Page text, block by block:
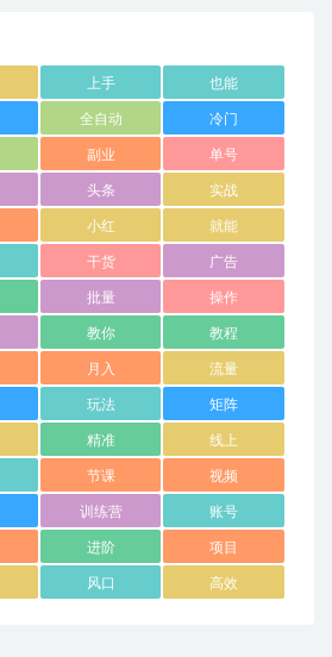
上手 也能
全自动 冷门
副业 单号
头条 实战
小红 就能
干货 广告
批量 操作
教你 教程
月入 流量
玩法 矩阵
精准 线上
节课 视频
训练营 账号
进阶 项目
风口 高效